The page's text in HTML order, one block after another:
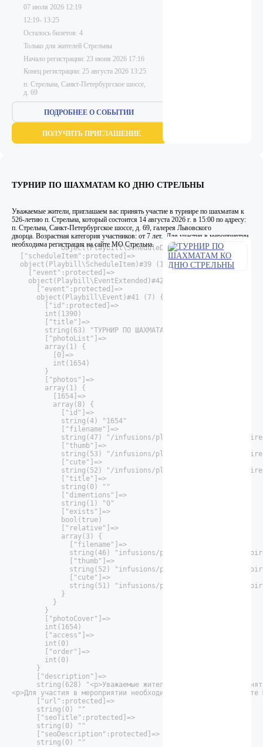
07 июля 2026 12:19
12:19- 13:25
Осталось билетов: 4
Только для жителей Стрельны
Начало регистрации: 23 июня 2026 17:16
Конец регистрации: 25 августа 2026 13:25
п. Стрельна, Санкт-Петербургское шоссе,
д. 69
ПОДРОБНЕЕ О СОБЫТИИ
ПОЛУЧИТЬ ПРИГЛАШЕНИЕ
ТУРНИР ПО ШАХМАТАМ КО ДНЮ СТРЕЛЬНЫ
Уважаемые жители, приглашаем вас принять участие в турнире по шахматам к
526-летию п. Стрельна, который состоится 14 августа 2026 г. в 15:00 по адресу:
п. Стрельна, Санкт-Петербургское шоссе, д. 69, галерея Львовского
дворца. Возрастная категория участников: от 7 лет. Для участия в мероприятии
необходима регистрация на сайте МО Стрельна.
            object(Playbill\ScheduleDate)#60 (7) {
  ["scheduleItem":protected]=>
  object(Playbill\ScheduleItem)#39 (14) {
    ["event":protected]=>
    object(Playbill\EventExtended)#42 (6) {
      ["event":protected]=>
      object(Playbill\Event)#41 (7) {
        ["id":protected]=>
        int(1390)
        ["title"]=>
        string(63) "ТУРНИР ПО ШАХМАТАМ КО ДНЮ СТРЕЛЬНЫ"
        ["photoList"]=>
        array(1) {
          [0]=>
          int(1654)
        }
        ["photos"]=>
        array(1) {
          [1654]=>
          array(8) {
            ["id"]=>
            string(4) "1654"
            ["filename"]=>
string(47) "/infusions/playbill/images/
            ["thumb"]=>
string(53) "/infusions/playbill/images/
            ["cute"]=>
string(52) "/infusions/playbill/images/
            ["title"]=>
            string(0) ""
            ["dimentions"]=>
            string(1) "0"
            ["exists"]=>
            bool(true)
            ["relative"]=>
            array(3) {
              ["filename"]=>
string(46) "infusions/playbill/images/
              ["thumb"]=>
string(52) "infusions/playbill/images/
              ["cute"]=>
string(51) "infusions/playbill/images/
            }
          }
        }
        ["photoCover"]=>
        int(1654)
        ["access"]=>
        int(0)
        ["order"]=>
        int(0)
      }
      ["description"]=>
string(628) "<p>Уважаемые жители, приглашаем вас
<p>Для участия в мероприятии необходима регистрация на
      ["url":protected]=>
      string(0) ""
      ["seoTitle":protected]=>
      string(0) ""
      ["seoDescription":protected]=>
      string(0) ""